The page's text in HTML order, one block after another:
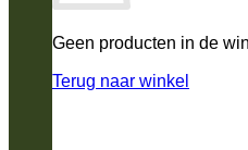
Geen producten in de
Terug naar winkel